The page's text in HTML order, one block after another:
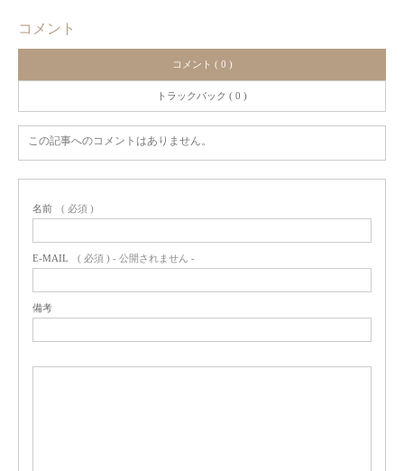
コメント
コメント ( 0 )
トラックバック ( 0 )
この記事へのコメントはありません。
名前 ( 必須 )
E-MAIL ( 必須 ) - 公開されません -
備考